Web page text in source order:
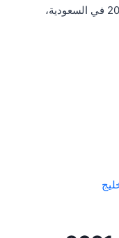
2021 من الداخل، وسعر رينو ميجان 2021 في السعودية،